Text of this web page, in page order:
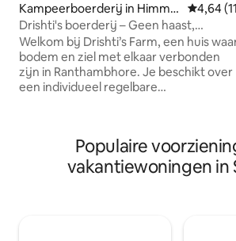
Kampeerboerderij in Himmat
pura
4,64
Drishti's boerderij – Geen haast,
gewoon ruimte en het voelt echt.
Welkom bij Drishti’s Farm, een huis
bodem en ziel met elkaar verbonden
zijn in Ranthambhore. Je beschikt over
een individueel regelbare
servies en hoogwaardig beddengoed
ultrazachte badbenodigdheden.
voor zakenreizen of weekendjes weg.
Populaire
vakantiewoningen in